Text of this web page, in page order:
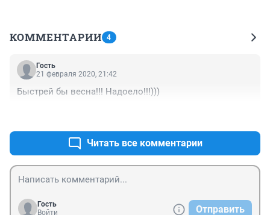
КОММЕНТАРИИ 4
Гость
21 февраля 2020, 21:42
Быстрей бы весна!!! Надоело!!!)))
Читать все комментарии
Гость
Войти
Отправить